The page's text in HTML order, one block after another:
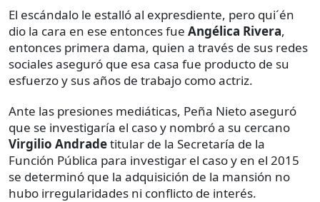
El escándalo le estalló al expresdiente, pero qui´én
dio la cara en ese entonces fue Angélica Rivera,
entonces primera dama, quien a través de sus redes
sociales aseguró que esa casa fue producto de su
esfuerzo y sus años de trabajo como actriz.
Ante las presiones mediáticas, Peña Nieto aseguró
que se investigaría el caso y nombró a su cercano
Virgilio Andradetitular de la Secretaría de la
Función Pública para investigar el caso y en el 2015
se determinó que la adquisición de la mansión no
hubo irregularidades ni conflicto de interés.